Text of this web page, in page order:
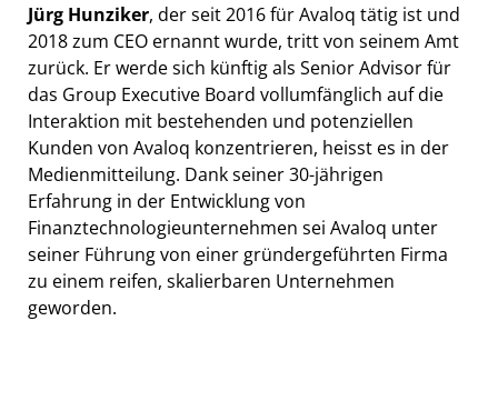
Jürg Hunziker, der seit 2016 für Avaloq tätig ist und
2018 zum CEO ernannt wurde, tritt von seinem Amt
zurück. Er werde sich künftig als Senior Advisor für
das Group Executive Board vollumfänglich auf die
Interaktion mit bestehenden und potenziellen
Kunden von Avaloq konzentrieren, heisst es in der
Medienmitteilung. Dank seiner 30-jährigen
Erfahrung in der Entwicklung von
Finanztechnologieunternehmen sei Avaloq unter
seiner Führung von einer gründergeführten Firma
zu einem reifen, skalierbaren Unternehmen
geworden.